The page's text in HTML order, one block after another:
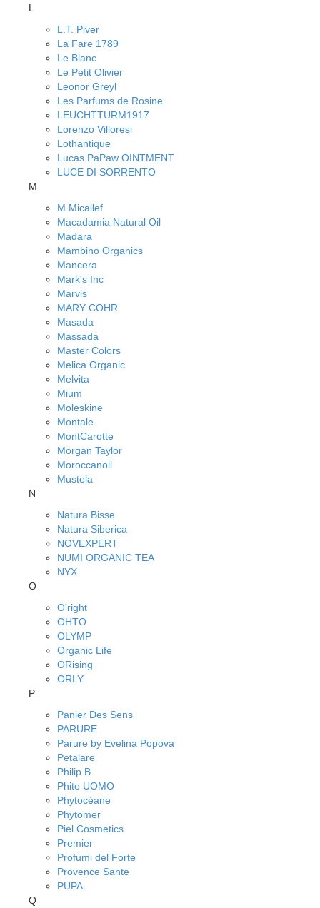
L
L.T. Piver
La Fare 1789
Le Blanc
Le Petit Olivier
Leonor Greyl
Les Parfums de Rosine
LEUCHTTURM1917
Lorenzo Villoresi
Lothantique
Lucas PaPaw OINTMENT
LUCE DI SORRENTO
M
M.Micallef
Macadamia Natural Oil
Madara
Mambino Organics
Mancera
Mark's Inc
Marvis
MARY COHR
Masada
Massada
Master Colors
Melica Organic
Melvita
Mium
Moleskine
Montale
MontCarotte
Morgan Taylor
Moroccanoil
Mustela
N
Natura Bisse
Natura Siberica
NOVEXPERT
NUMI ORGANIC TEA
NYX
O
O'right
OHTO
OLYMP
Organic Life
ORising
ORLY
P
Panier Des Sens
PARURE
Parure by Evelina Popova
Petalare
Philip B
Phito UOMO
Phytocéane
Phytomer
Piel Cosmetics
Premier
Profumi del Forte
Provence Sante
PUPA
Q